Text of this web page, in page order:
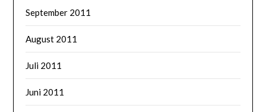
September 2011
August 2011
Juli 2011
Juni 2011